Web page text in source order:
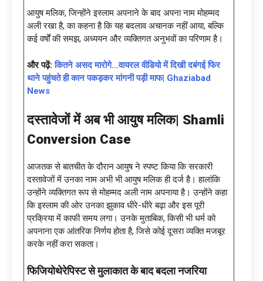
आयुष मलिक, जिन्होंने इस्लाम अपनाने के बाद अपना नाम मोहम्मद
अली रखा है, का कहना है कि यह बदलाव अचानक नहीं आया, बल्कि
कई वर्षों की समझ, अध्ययन और व्यक्तिगत अनुभवों का परिणाम है।
और पढ़ें:कितने असद मारोगे…वायरल वीडियो में दिखी दबंगई फिर
थाने पहुंचते ही कान पकड़कर मांगनी पड़ी माफ| Ghaziabad
News
दस्तावेजों में अब भी आयुष मलिक| Shamli
Conversion Case
आजतक से बातचीत के दौरान आयुष ने स्पष्ट किया कि सरकारी
दस्तावेजों में उनका नाम अभी भी आयुष मलिक ही दर्ज है। हालांकि
उन्होंने व्यक्तिगत रूप से मोहम्मद अली नाम अपनाया है। उन्होंने कहा
कि इस्लाम की ओर उनका झुकाव धीरे-धीरे बढ़ा और इस पूरी
प्रक्रिया में काफी समय लगा। उनके मुताबिक, किसी भी धर्म को
अपनाना एक आंतरिक निर्णय होता है, जिसे कोई दूसरा व्यक्ति मजबूर
करके नहीं करा सकता।
फिजियोथेरेपिस्ट से मुलाकात के बाद बदला नजरिया